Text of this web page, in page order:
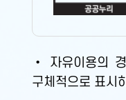
• 자유이용의
구체적으로 표시